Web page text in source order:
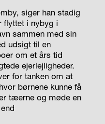
siger han stadig
flyttet i nybyg i
sammen med sin
udsigt til en
om et års tid
ejerlejligheder.
for tanken om at
børnene kunne få
tæerne og møde en